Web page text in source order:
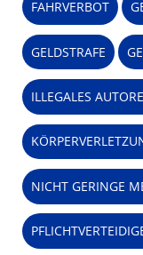
FAHRVERBOT
GELDSTRAFE
ILLEGALES
NICHT GERINGE